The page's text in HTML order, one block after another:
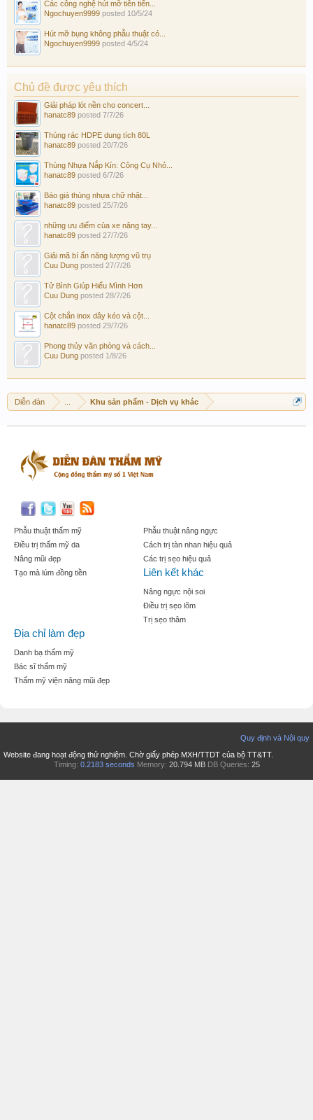
Các công nghệ hút mỡ tiên tiến...
Ngochuyen9999 posted 10/5/24
Hút mỡ bụng không phẫu thuật có...
Ngochuyen9999 posted 4/5/24
Chủ đề được yêu thích
Giải pháp lót nền cho concert...
hanatc89 posted 7/7/26
Thùng rác HDPE dung tích 80L
hanatc89 posted 20/7/26
Thùng Nhựa Nắp Kín: Công Cụ Nhỏ...
hanatc89 posted 6/7/26
Báo giá thùng nhựa chữ nhật...
hanatc89 posted 25/7/26
những ưu điểm của xe nâng tay...
hanatc89 posted 27/7/26
Giải mã bí ẩn năng lượng vũ trụ
Cuu Dung posted 27/7/26
Tử Bình Giúp Hiểu Mình Hơn
Cuu Dung posted 28/7/26
Cột chắn inox dây kéo và cột...
hanatc89 posted 29/7/26
Phong thủy văn phòng và cách...
Cuu Dung posted 1/8/26
Diễn đàn Khu sản phẩm - Dịch vụ khác
Phẫu thuật thẩm mỹ
Điều trị thẩm mỹ da
Nâng mũi đẹp
Tạo mà lúm đồng tiền
Phẫu thuật nâng ngực
Cách trị tàn nhan hiệu quả
Các trị sẹo hiệu quả
Liên kết khác
Nâng ngực nội soi
Điều trị sẹo lõm
Trị sẹo thâm
Địa chỉ làm đẹp
Danh bạ thẩm mỹ
Bác sĩ thẩm mỹ
Thẩm mỹ viện nâng mũi đẹp
Quy định và Nội quy
Website đang hoạt động thử nghiệm. Chờ giấy phép MXH/TTDT của bộ TT&TT.
Timing: 0.2183 seconds Memory: 20.794 MB DB Queries: 25